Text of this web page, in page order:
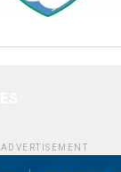
ADVERTISEMENT